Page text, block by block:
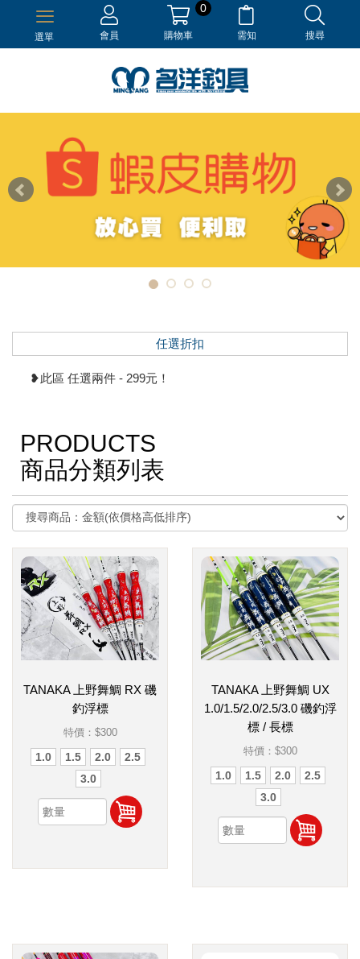
選單 會員 購物車
0
需知 搜尋
任選折扣
❥此區 任選兩件 - 299元！
PRODUCTS
商品分類列表
TANAKA 上野舞鯛 RX 磯
釣浮標
特價： $300
1.0 1.5 2.0
2.5
3.0
TANAKA 上野舞鯛 UX
1.0/1.5/2.0/2.5/3.0 磯釣浮
標 / 長標
特價： $300
1.0 1.5 2.0
2.5
3.0